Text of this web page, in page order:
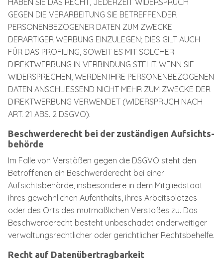
HABEN SIE DAS RECHT, JEDERZEIT WIDERSPRUCH
GEGEN DIE VERARBEITUNG SIE BETREFFENDER
PERSONENBEZOGENER DATEN ZUM ZWECKE
DERARTIGER WERBUNG EINZULEGEN; DIES GILT AUCH
FÜR DAS PROFILING, SOWEIT ES MIT SOLCHER
DIREKTWERBUNG IN VERBINDUNG STEHT. WENN SIE
WIDERSPRECHEN, WERDEN IHRE PERSONENBEZOGENEN
DATEN ANSCHLIESSEND NICHT MEHR ZUM ZWECKE DER
DIREKTWERBUNG VERWENDET (WIDERSPRUCH NACH
ART. 21 ABS. 2 DSGVO).
Beschwerde­recht bei der zuständigen Aufsichts­
behörde
Im Falle von Verstößen gegen die DSGVO steht den
Betroffenen ein Beschwerderecht bei einer
Aufsichtsbehörde, insbesondere in dem Mitgliedstaat
ihres gewöhnlichen Aufenthalts, ihres Arbeitsplatzes
oder des Orts des mutmaßlichen Verstoßes zu. Das
Beschwerderecht besteht unbeschadet anderweitiger
verwaltungsrechtlicher oder gerichtlicher Rechtsbehelfe.
Recht auf Daten­übertrag­barkeit